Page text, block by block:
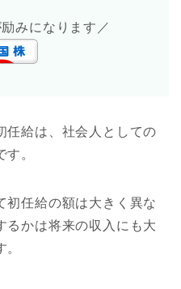
みになります／
任給は、社会人としての
。
初任給の額は大きく異な
るかは将来の収入にも大